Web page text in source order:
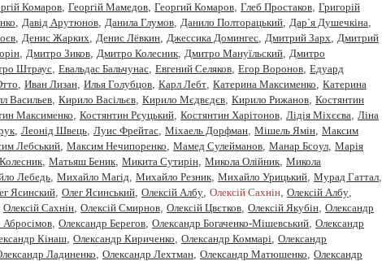
Комаров, Георгій Мамедов, Георгий Комаров, Глеб Простаков, Григорій
, Давiд Арутюнов, Данила Глумов, Данило Полторацький, Дар`я Душечкіна,
, Денис Жарких, Денис Лёвкин, Джессика Домингес, Дмитрий Зарх, Дмитрий
, Дмитро Зиков, Дмитро Колесник, Дмитро Мануїльский, Дмитро
Штраус, Евальдас Бальчунас, Евгений Селяков, Егор Воронов, Едуард
, Иван Лизан, Илья Голубцов, Карл Лебт, Катерина Максименко, Катерина
Васильев, Кирило Васільєв, Кирило Мєдвєдєв, Кирило Рижанов, Костянтин
Максименко, Костянтин Рєуцький, Костянтин Харітонов, Лідія Міхєєва, Ліна
, Леонід Швець, Луис Фрейтас, Міхаель Дорфман, Мішель Ямін, Максим
Лебський, Максим Нечипоренко, Мамед Сулейманов, Манар Бсоул, Марія
, Матьяш Беник, Микита Сутирін, Микола Олійник, Микола
Лебедь, Михайло Магід, Михайло Резник, Михайло Урицький, Мурад Гаттал,
Ясинский, Олег Ясинський, Олексiй Албу, Олексiй Сахнiн, Олексій Албу,
Олексій Сахнін, Олексій Смирнов, Олексій Цвєтков, Олексій Якубін, Олександр
Абросімов, Олександр Берегов, Олександр Богаченко-Мішевський, Олександр
Кінаш, Олександр Кириченко, Олександр Коммарі, Олександр
Ладиненко, Олександр Лехтман, Олександр Матюшенко, Олександр